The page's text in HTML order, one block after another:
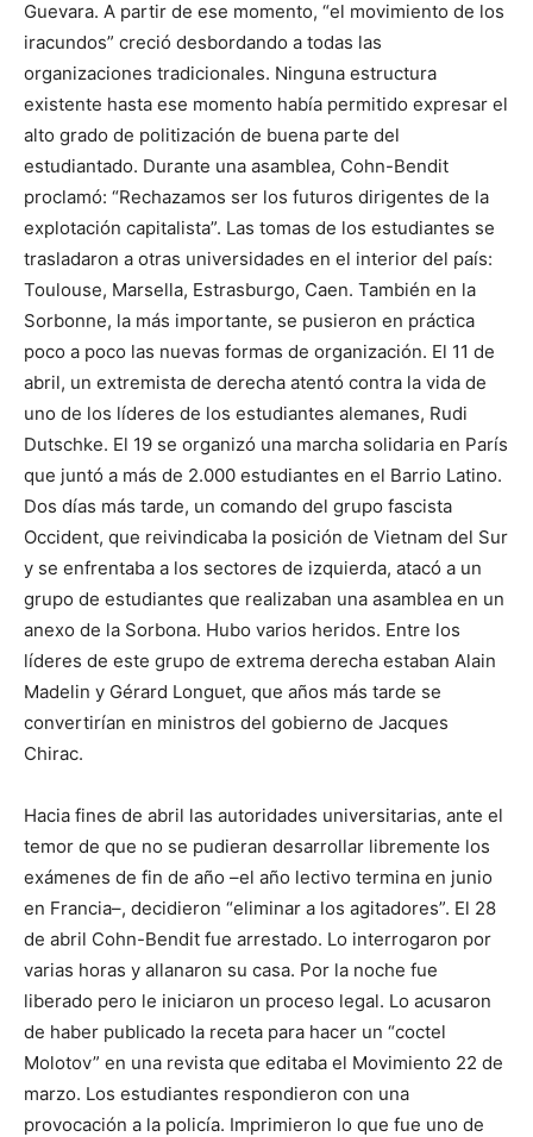
Guevara. A partir de ese momento, “el movimiento de los
iracundos” creció desbordando a todas las
organizaciones tradicionales. Ninguna estructura
existente hasta ese momento había permitido expresar el
alto grado de politización de buena parte del
estudiantado. Durante una asamblea, Cohn-Bendit
proclamó: “Rechazamos ser los futuros dirigentes de la
explotación capitalista”. Las tomas de los estudiantes se
trasladaron a otras universidades en el interior del país:
Toulouse, Marsella, Estrasburgo, Caen. También en la
Sorbonne, la más importante, se pusieron en práctica
poco a poco las nuevas formas de organización. El 11 de
abril, un extremista de derecha atentó contra la vida de
uno de los líderes de los estudiantes alemanes, Rudi
Dutschke. El 19 se organizó una marcha solidaria en París
que juntó a más de 2.000 estudiantes en el Barrio Latino.
Dos días más tarde, un comando del grupo fascista
Occident, que reivindicaba la posición de Vietnam del Sur
y se enfrentaba a los sectores de izquierda, atacó a un
grupo de estudiantes que realizaban una asamblea en un
anexo de la Sorbona. Hubo varios heridos. Entre los
líderes de este grupo de extrema derecha estaban Alain
Madelin y Gérard Longuet, que años más tarde se
convertirían en ministros del gobierno de Jacques
Chirac.
Hacia fines de abril las autoridades universitarias, ante el
temor de que no se pudieran desarrollar libremente los
exámenes de fin de año –el año lectivo termina en junio
en Francia–, decidieron “eliminar a los agitadores”. El 28
de abril Cohn-Bendit fue arrestado. Lo interrogaron por
varias horas y allanaron su casa. Por la noche fue
liberado pero le iniciaron un proceso legal. Lo acusaron
de haber publicado la receta para hacer un “coctel
Molotov” en una revista que editaba el Movimiento 22 de
marzo. Los estudiantes respondieron con una
provocación a la policía. Imprimieron lo que fue uno de